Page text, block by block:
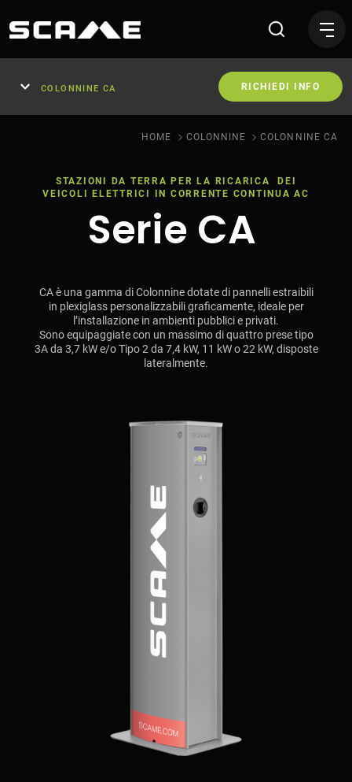
COLONNINE CA RICHIEDI INFO
Colonnine CA
HOME COLONNINE COLONNINE CA
STAZIONI DA TERRA PER LA RICARICA DEI
VEICOLI ELETTRICI IN CORRENTE CONTINUA AC
Serie CA
CA è una gamma di Colonnine dotate di pannelli estraibili
in plexiglass personalizzabili graficamente, ideale per
l’installazione in ambienti pubblici e privati.
Sono equipaggiate con un massimo di quattro prese tipo
3A da 3,7 kW e/o Tipo 2 da 7,4 kW, 11 kW o 22 kW, disposte
lateralmente.